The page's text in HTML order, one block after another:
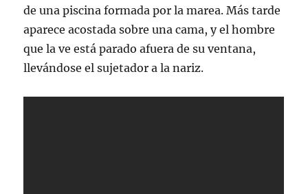
de una piscina formada por la marea. Más tarde
aparece acostada sobre una cama, y el hombre
que la ve está parado afuera de su ventana,
llevándose el sujetador a la nariz.